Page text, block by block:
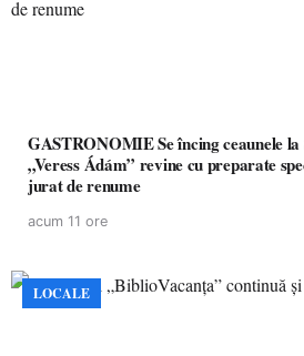
GASTRONOMIE Se încing ceaunele la Satu Mare! Concursul
„Veress Ádám” revine cu preparate
jurat de renume
acum 11 ore
LOCALE